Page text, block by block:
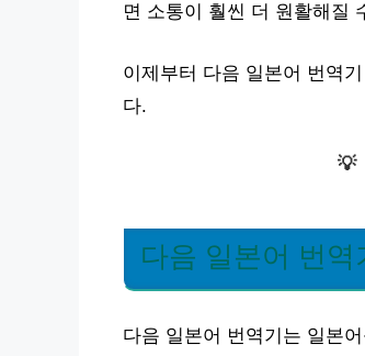
면 소통이 훨씬 더 원활해질
이제부터 다음 일본어 번역
다.
💡
다음 일본어 번
다음 일본어 번역기는 일본